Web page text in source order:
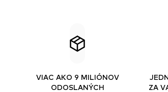
VIAC AKO 9 MILIÓNOV
ODOSLANÝCH
ZA